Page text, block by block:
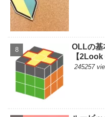
OLLの基
【2Look
245257